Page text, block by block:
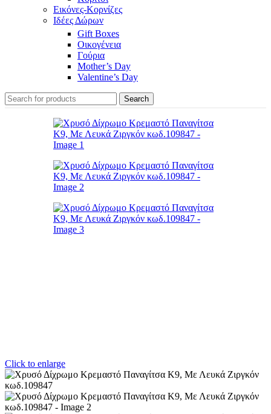
Εικόνες-Κορνίζες
Ιδέες Δώρων
Gift Boxes
Οικογένεια
Γούρια
Mother’s Day
Valentine’s Day
Search
Click to enlarge